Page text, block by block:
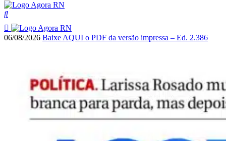
06/08/2026 Baixe AQUI o PDF da versão impressa – Ed. 2.386